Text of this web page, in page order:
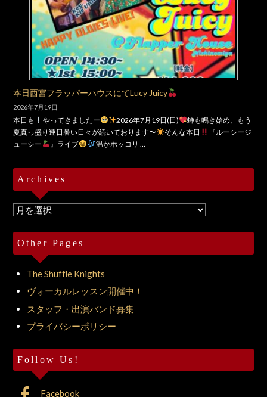
本日西宮フラッパーハウスにてLucy Juicy
2026年7月19日
本日も やってきましたー 2026年7月19日(日)
蝉も鳴き始め、もう
夏真っ盛り連日暑い日々が続いております〜
そんな本日
『ルーシージ
ューシー
』ライブ 温かホッコリ …
Archives
Archives
Other Pages
The Shuffle Knights
ヴォーカルレッスン開催中！
スタッフ・出演バンド募集
プライバシーポリシー
Follow Us!
Facebook